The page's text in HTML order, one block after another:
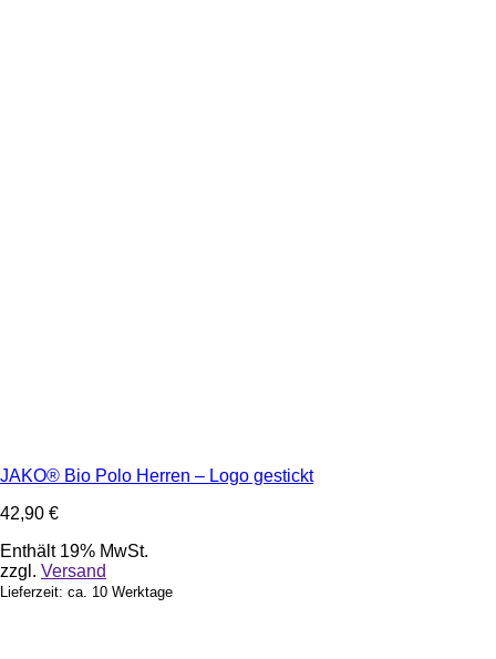
JAKO® Bio Polo Herren – Logo gestickt
42,90 €
Enthält 19% MwSt.
zzgl. Versand
Lieferzeit: ca. 10 Werktage